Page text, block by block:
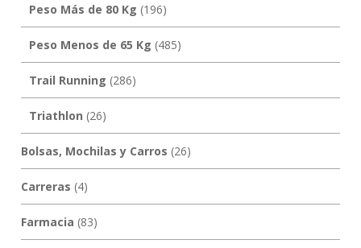
Peso Más de 80 Kg (196)
Peso Menos de 65 Kg (485)
Trail Running (286)
Triathlon (26)
Bolsas, Mochilas y Carros (26)
Carreras (4)
Farmacia (83)